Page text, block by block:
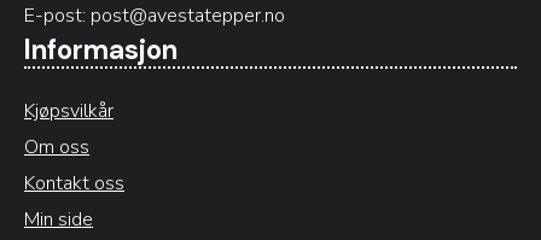
E-post: post@avestatepper.no
Informasjon
Kjøpsvilkår
Om oss
Kontakt oss
Min side